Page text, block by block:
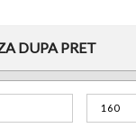
DUPA PRET